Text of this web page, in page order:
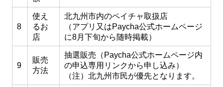
8
使え
るお
店
北九州市内のペイチャ取扱店
（アプリ又はPaycha公式ホームページ
に8月下旬から随時掲載）
9
販売
方法
抽選販売（Paycha公式ホームページ内
の申込専用リンクから申し込み）
（注）北九州市民が優先となります。